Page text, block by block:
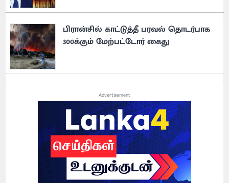
பிரான்சில் காட்டுத்தீ பரவல் தொடர்பாக
300க்கும் மேற்பட்டோர் கைது
Advertisement